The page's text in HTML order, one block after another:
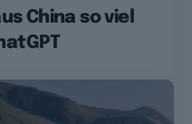
China so viel